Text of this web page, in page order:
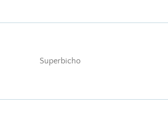
Superbicho